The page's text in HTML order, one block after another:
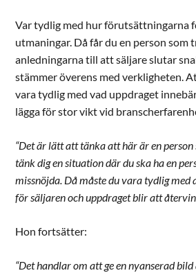
Var tydlig med hur förutsättningarna
utmaningar. Då får du en person som
anledningarna till att säljare slutar
stämmer överens med verkligheten.
vara tydlig med vad uppdraget
lägga för stor vikt vid
“Det är lätt att tänka att här är en
tänk dig en situation där du ska ha en
missnöjda. Då måste du vara tydlig
för säljaren och uppdraget blir att
Hon fortsätter:
“Det handlar om att ge en nyanserad